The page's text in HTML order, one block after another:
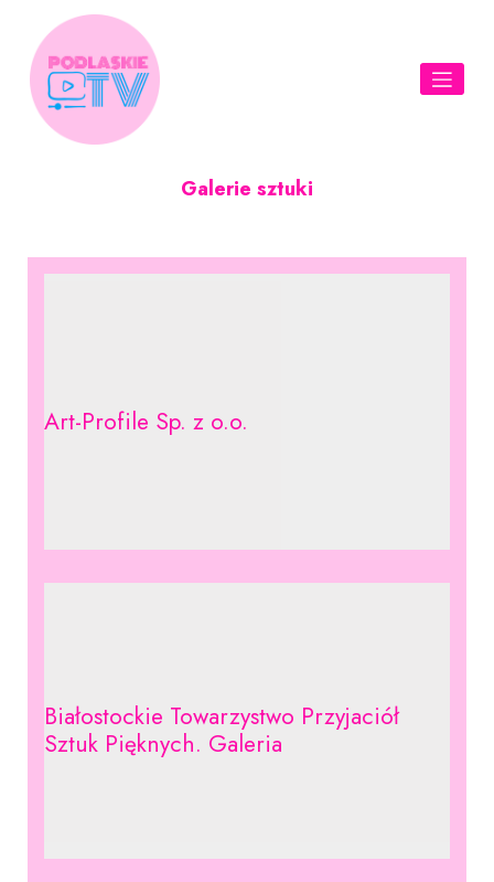
content
Galerie sztuki
Art-Profile Sp. z o.o.
Białostockie Towarzystwo Przyjaciół
Sztuk Pięknych. Galeria